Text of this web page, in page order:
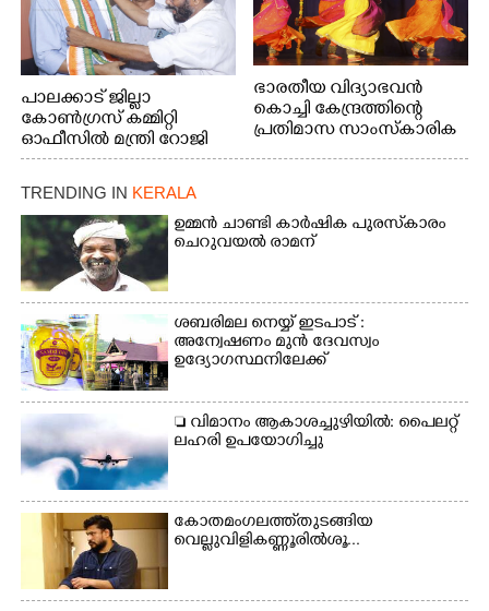
പാലക്കാട് ജില്ലാ
കോൺഗ്രസ് കമ്മിറ്റി
ഓഫീസിൽ മന്ത്രി റോജി
എം ജോണിന്
ഭാരതീയ വിദ്യാഭവൻ
കൊച്ചി കേന്ദ്രത്തിന്റെ
പ്രതിമാസ സാംസ്കാരിക
പട്ടേൽ സഭാഗൃഹത്തിൽ
എം. അക്ഷതയുടെ
കഥക് നൃത്തത്തിൽ നിന്ന്
TRENDING IN KERALA
ഉമ്മൻ ചാണ്ടി കാർഷിക പുരസ്‌കാരം
ചെറുവയൽ രാമന്
ശബരിമല നെയ്യ് ഇടപാട് :
അന്വേഷണം മുൻ ദേവസ്വം
ഉദ്യോഗസ്ഥനിലേക്ക്
 വിമാനം ആകാശച്ചുഴിയിൽ: പൈലറ്റ്
ലഹരി ഉപയോഗിച്ചു
കോതമംഗലത്ത് തുടങ്ങിയ
വെല്ലുവിളി കണ്ണൂരിൽ ശൂ...